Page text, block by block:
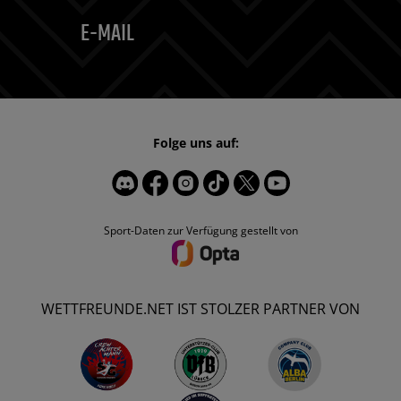
E-MAIL
Sport-Daten zur Verfügung gestellt von
Folge uns auf:
WETTFREUNDE.NET IST STOLZER PARTNER VON